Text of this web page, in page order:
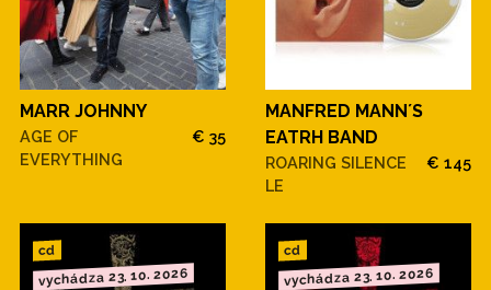
MARR JOHNNY
AGE OF
EVERYTHING
€ 35
MANFRED MANN´S
EATRH BAND
ROARING SILENCE
LE
€ 145
cd
vychádza 23. 10. 2026
cd
vychádza 23. 10. 2026